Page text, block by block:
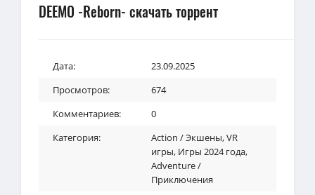
DEEMO -Reborn- скачать торрент
Дата:
23.09.2025
Просмотров:
674
Комментариев:
0
Категория:
Action / Экшены,VR
игры, Игры 2024 года,
Adventure /
Приключения